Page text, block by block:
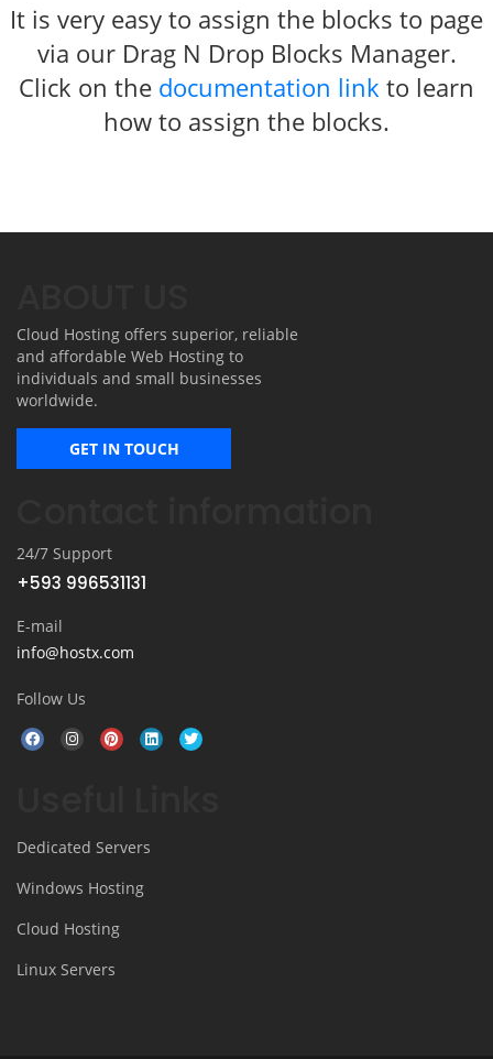
It is very easy to assign the blocks to page
via our Drag N Drop Blocks Manager.
Click on the documentation link to learn
how to assign the blocks.
Cloud Hosting offers superior, reliable
and affordable Web Hosting to
individuals and small businesses
worldwide.
GET IN TOUCH
24/7 Support
+593 996531131
E-mail
info@hostx.com
Follow Us
Dedicated Servers
Windows Hosting
Cloud Hosting
Linux Servers